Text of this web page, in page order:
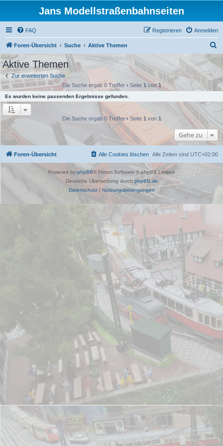
Jans Modellstraßenbahnseiten
FAQ Anmelden
Registrieren
Foren-Übersicht Suche Aktive Themen
c
h
e
Aktive Themen
Zur erweiterten Suche
Die Suche ergab 0 Treffer • Seite 1 von1
Es wurden keine passenden Ergebnisse gefunden.
Die Suche ergab 0 Treffer • Seite 1 von 1
Gehe zu
Foren-Übersicht Alle Zeiten sind UTC+02:00
Alle Cookies löschen
Powered by phpBB® Forum Software © phpBB Limited
Deutsche Übersetzung durch phpBB.de
Datenschutz| Nutzungsbedingungen